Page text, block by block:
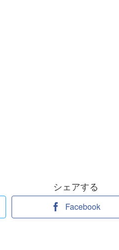
シェアする
Facebook